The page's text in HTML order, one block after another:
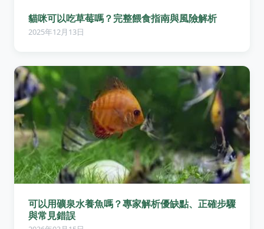
貓咪可以吃草莓嗎？完整餵食指南與風險解析
2025年12月13日
可以用礦泉水養魚嗎？專家解析優缺點、正確步驟
與常見錯誤